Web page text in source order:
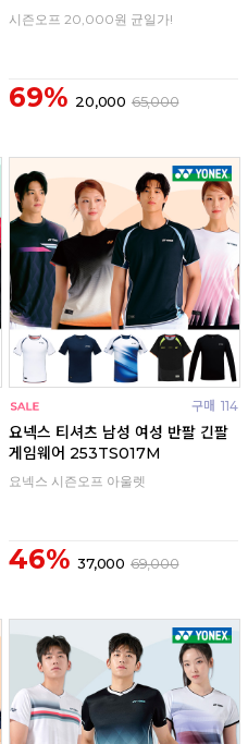
시즌오프 20,000원 균일가!
69% 20,000 65,000
구매 114
요넥스 티셔츠 남성 여성 반팔 긴팔
게임웨어 253TS017M
요넥스 시즌오프 아울렛
46% 37,000 69,000